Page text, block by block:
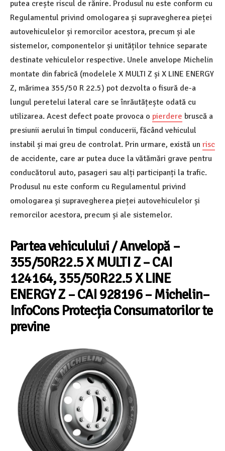
putea crește riscul de rănire. Produsul nu este conform cu
Regulamentul privind omologarea și supravegherea pieței
autovehiculelor și remorcilor acestora, precum și ale
sistemelor, componentelor și unităților tehnice separate
destinate vehiculelor respective. Unele anvelope Michelin
montate din fabrică (modelele X MULTI Z și X LINE ENERGY
Z, mărimea 355/50 R 22.5) pot dezvolta o fisură de-a
lungul peretelui lateral care se înrăutățește odată cu
utilizarea. Acest defect poate provoca o pierdere bruscă a
presiunii aerului în timpul conducerii, făcând vehiculul
instabil și mai greu de controlat. Prin urmare, există un risc
de accidente, care ar putea duce la vătămări grave pentru
conducătorul auto, pasageri sau alți participanți la trafic.
Produsul nu este conform cu Regulamentul privind
omologarea și supravegherea pieței autovehiculelor și
remorcilor acestora, precum și ale sistemelor.
Partea vehiculului / Anvelopă –
355/50R22.5 X MULTI Z – CAI
124164, 355/50R22.5 X LINE
ENERGY Z – CAI 928196 –Michelin–
InfoCons Protecția Consumatorilor te
previne